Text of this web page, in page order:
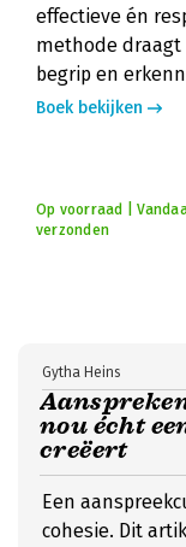
effectieve én
methode draagt
begrip en
Boek bekijken
Op voorraad |
verzonden
nou écht
creëert
Gytha Heins
Een
cohesie. Dit